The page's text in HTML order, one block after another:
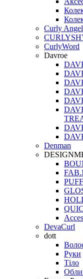
Curly
CurlyWord
Davroe
Denman
DevaCurl
dott
Руки
Тіло